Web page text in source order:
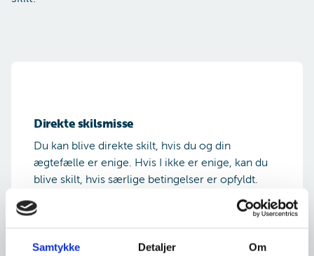
Samtykke Detaljer Om
Direkte skilsmisse
Du kan blive direkte skilt, hvis du og din
ægtefælle er enige. Hvis I ikke er enige, kan du
blive skilt, hvis særlige betingelser er opfyldt.